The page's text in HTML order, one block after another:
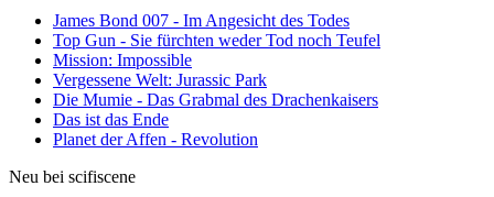
James Bond 007 - Im Angesicht des Todes
Top Gun - Sie fürchten weder Tod noch Teufel
Mission: Impossible
Vergessene Welt: Jurassic Park
Die Mumie - Das Grabmal des Drachenkaisers
Das ist das Ende
Planet der Affen - Revolution
Neu bei scifiscene